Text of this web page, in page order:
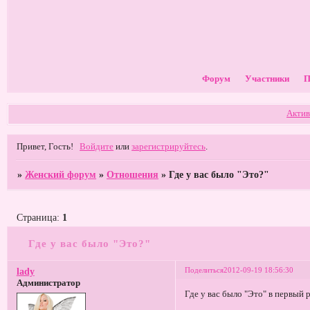
Форум Участники
Привет, Гость! Войдите илизарегистрируйтесь
»Женский форум »Отношения »Где у вас было "Это?"
Где у вас было "Это?"
Страница: 1
Поделиться2012-09-19 18:56:30
lady
Администратор
Где у вас было "Это" в первый